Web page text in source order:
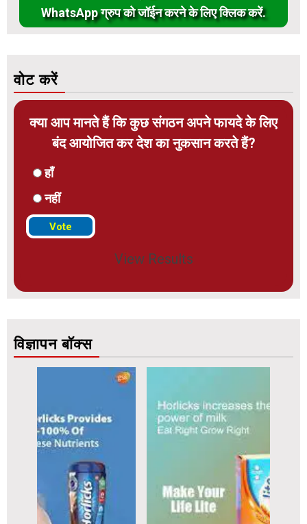
WhatsApp ग्रुप को जॉईन करने के लिए क्लिक करें.
वोट करें
क्या आप मानते हैं कि कुछ संगठन अपने फायदे के लिए
बंद आयोजित कर देश का नुकसान करते हैं?
हाँ
नहीं
View Results
विज्ञापन बॉक्स